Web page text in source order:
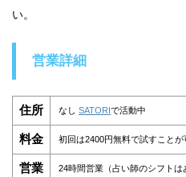
い。
営業詳細
住所 なし SATORIで活動中
料金 初回は2400円無料で試すことが
営業 24時間営業（占い師のシフトは